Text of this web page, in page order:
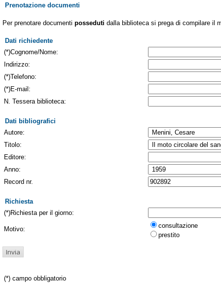
Prenotazione documenti
Per prenotare documenti posseduti dalla biblioteca si prega di compilare il
Dati richiedente
(*)Cognome/Nome:
Indirizzo:
(*)Telefono:
(*)E-mail:
N. Tessera biblioteca:
Dati bibliografici
Autore:
Titolo:
Editore:
Anno:
Record nr.
Richiesta
(*)Richiesta per il giorno:
Motivo:
consultazione
prestito
(*) campo obbligatorio